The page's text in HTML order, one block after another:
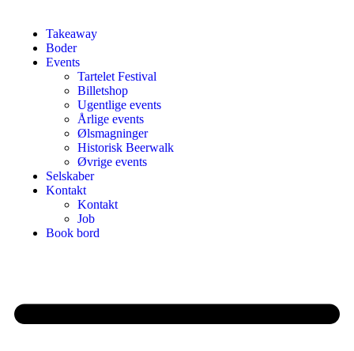
Takeaway
Boder
Events
Tartelet Festival
Billetshop
Ugentlige events
Årlige events
Ølsmagninger
Historisk Beerwalk
Øvrige events
Selskaber
Kontakt
Kontakt
Job
Book bord